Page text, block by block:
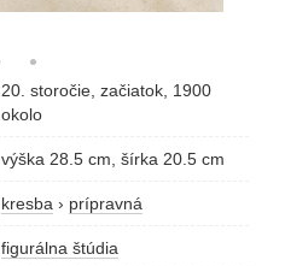
20. storočie, začiatok, 1900
okolo
výška 28.5 cm, šírka 20.5 cm
kresba › prípravná
figurálna štúdia